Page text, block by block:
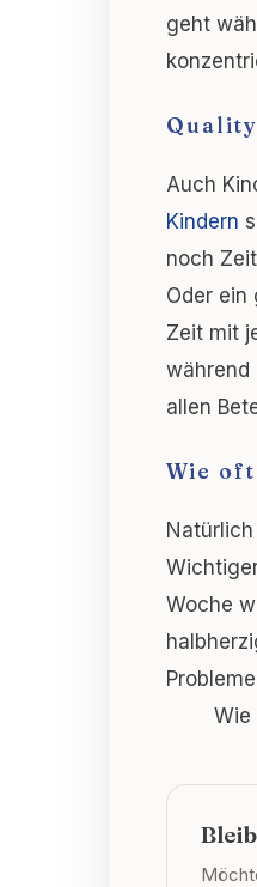
geht
Auch
Kindern
noch
Oder ein
Zeit mit
während
allen
Wie
Woche
Wie